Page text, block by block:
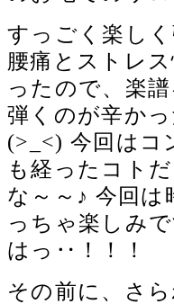
すっごく楽し
腰痛とストレ
ったので、楽
弾くのが辛か
(>_<) 今回はコ
も経ったコト
な～～♪ 今回は
っちゃ楽しみ
はっ‥！！！
その前に、さ